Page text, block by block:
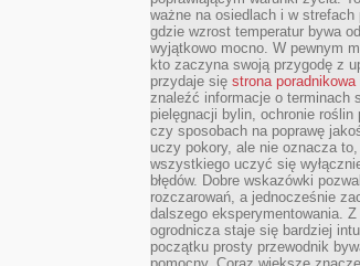
ważne na osiedlach i w strefach
gdzie wzrost temperatur bywa
wyjątkowo mocno. W pewnym
kto zaczyna swoją przygodę z
przydaje się strona poradnikowa
znaleźć informacje o terminach
pielęgnacji bylin, ochronie roślin
czy sposobach na poprawę
uczy pokory, ale nie oznacza
wszystkiego uczyć się
błędów. Dobre wskazówki
rozczarowań, a jednocześnie
dalszego eksperymentowania.
ogrodnicza staje się bardziej
początku prosty przewodnik